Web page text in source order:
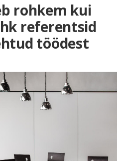
rohkem kui
referentsid
töödest